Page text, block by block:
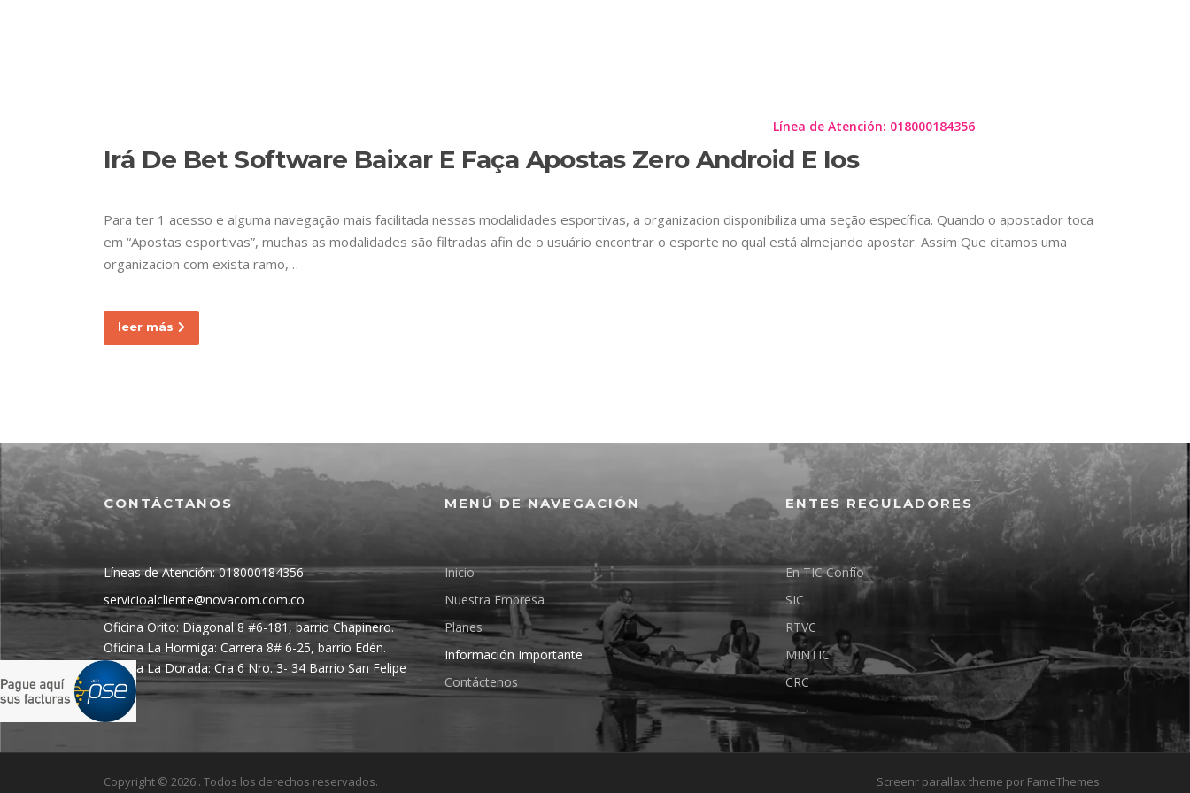
Línea de Atención: 018000184356
Irá De Bet Software Baixar E Faça Apostas Zero Android E Ios
Para ter 1 acesso e alguma navegação mais facilitada nessas modalidades esportivas, a organizacion disponibiliza uma seção específica. Quando o apostador toca
em “Apostas esportivas”, muchas as modalidades são filtradas afin de o usuário encontrar o esporte no qual está almejando apostar. Assim Que citamos uma
organizacion com exista ramo,…
leer más
CONTÁCTANOS
Líneas de Atención: 018000184356
servicioalcliente@novacom.com.co
Oficina Orito: Diagonal 8 #6-181, barrio Chapinero.
Oficina La Hormiga: Carrera 8# 6-25, barrio Edén.
Oficina La Dorada: Cra 6 Nro. 3- 34 Barrio San Felipe
MENÚ DE NAVEGACIÓN
Inicio
Nuestra Empresa
Planes
Información Importante
Contáctenos
ENTES REGULADORES
En TIC Confío
SIC
RTVC
MINTIC
CRC
Copyright © 2026 . Todos los derechos reservados. Screenr parallax theme por FameThemes